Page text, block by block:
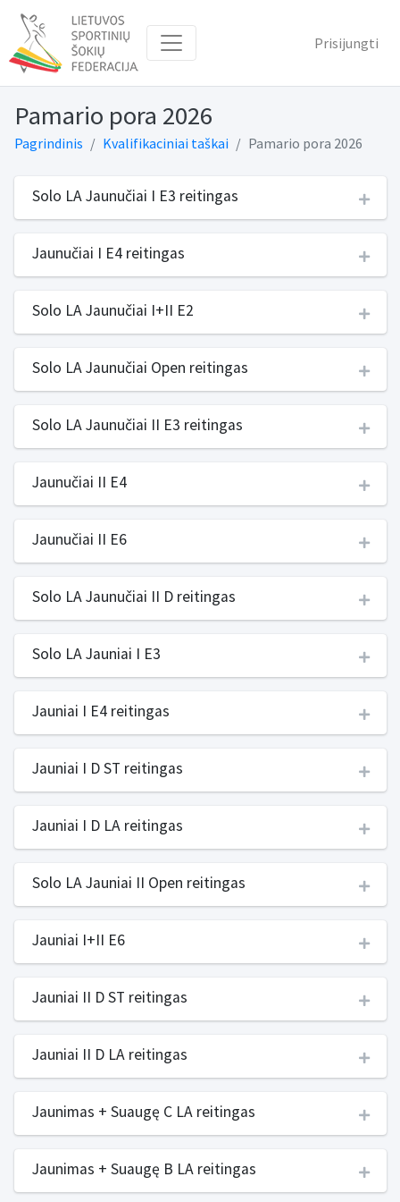
Prisijungti
Pamario pora 2026
Pagrindinis Kvalifikaciniai taškai Pamario pora 2026
Solo LA Jaunučiai I E3 reitingas
Jaunučiai I E4 reitingas
Solo LA Jaunučiai I+II E2
Solo LA Jaunučiai Open reitingas
Solo LA Jaunučiai II E3 reitingas
Jaunučiai II E4
Jaunučiai II E6
Solo LA Jaunučiai II D reitingas
Solo LA Jauniai I E3
Jauniai I E4 reitingas
Jauniai I D ST reitingas
Jauniai I D LA reitingas
Solo LA Jauniai II Open reitingas
Jauniai I+II E6
Jauniai II D ST reitingas
Jauniai II D LA reitingas
Jaunimas + Suaugę C LA reitingas
Jaunimas + Suaugę B LA reitingas